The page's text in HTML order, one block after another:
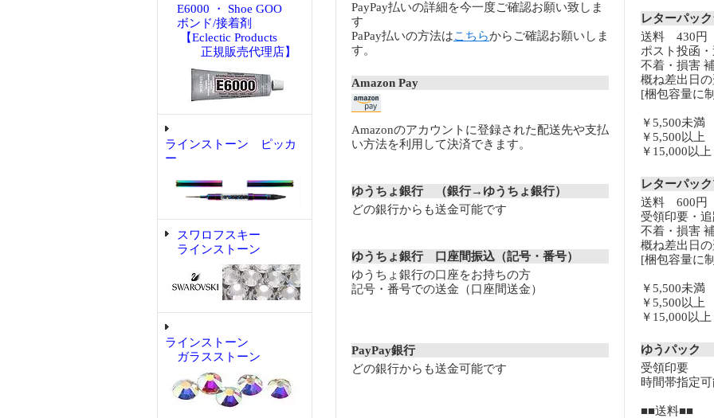
E6000 ・ Shoe GOO
ボンド/接着剤
【Eclectic Products
正規販売代理店】
ラインストーン ピッカ
ー
スワロフスキー
ラインストーン
ラインストーン
ガラスストーン
PayPay払いの詳細を今一度ご確認お願い致しま
す
PaPay払いの方法はこちらからご確認お願いしま
す。
Amazon Pay
Amazonのアカウントに登録された配送先や支払
い方法を利用して決済できます。
ゆうちょ銀行 （銀行→ゆうちょ銀行）
どの銀行からも送金可能です
ゆうちょ銀行 口座間振込（記号・番号）
ゆうちょ銀行の口座をお持ちの方
記号・番号での送金（口座間送金）
PayPay銀行
どの銀行からも送金可能です
レターパッ
送料 430円
ポスト投函
不着・損害
概ね差出日
[梱包容量に
￥5,500未
￥5,500以
￥15,000以
レターパッ
送料 600円
受領印要・
不着・損害
概ね差出日
[梱包容量に
￥5,500未
￥5,500以
￥15,000以
ゆうパック
受領印要
時間帯指定
■■送料■■